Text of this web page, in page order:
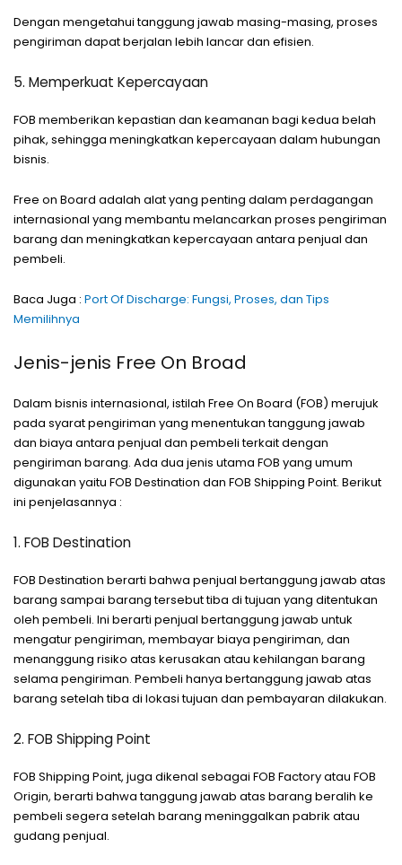
Dengan mengetahui tanggung jawab masing-masing, proses
pengiriman dapat berjalan lebih lancar dan efisien.
5. Memperkuat Kepercayaan
FOB memberikan kepastian dan keamanan bagi kedua belah
pihak, sehingga meningkatkan kepercayaan dalam hubungan
bisnis.
Free on Board adalah alat yang penting dalam perdagangan
internasional yang membantu melancarkan proses pengiriman
barang dan meningkatkan kepercayaan antara penjual dan
pembeli.
Baca Juga : Port Of Discharge: Fungsi, Proses, dan Tips
Memilihnya
Jenis-jenis Free On Broad
Dalam bisnis internasional, istilah Free On Board (FOB) merujuk
pada syarat pengiriman yang menentukan tanggung jawab
dan biaya antara penjual dan pembeli terkait dengan
pengiriman barang. Ada dua jenis utama FOB yang umum
digunakan yaitu FOB Destination dan FOB Shipping Point. Berikut
ini penjelasannya :
1. FOB Destination
FOB Destination berarti bahwa penjual bertanggung jawab atas
barang sampai barang tersebut tiba di tujuan yang ditentukan
oleh pembeli. Ini berarti penjual bertanggung jawab untuk
mengatur pengiriman, membayar biaya pengiriman, dan
menanggung risiko atas kerusakan atau kehilangan barang
selama pengiriman. Pembeli hanya bertanggung jawab atas
barang setelah tiba di lokasi tujuan dan pembayaran dilakukan.
2. FOB Shipping Point
FOB Shipping Point, juga dikenal sebagai FOB Factory atau FOB
Origin, berarti bahwa tanggung jawab atas barang beralih ke
pembeli segera setelah barang meninggalkan pabrik atau
gudang penjual.